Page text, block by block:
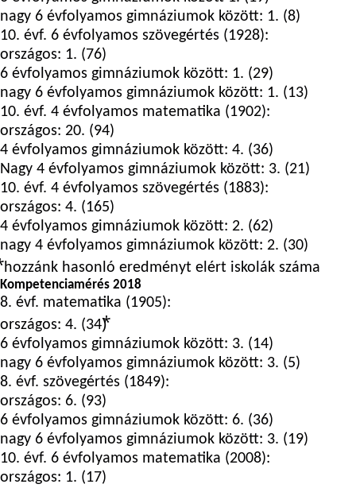
nagy 6 évfolyamos gimnáziumok között: 1. (8)
10. évf. 6 évfolyamos szövegértés (1928):
országos: 1. (76)
6 évfolyamos gimnáziumok között: 1. (29)
nagy 6 évfolyamos gimnáziumok között: 1. (13)
10. évf. 4 évfolyamos matematika (1902):
országos: 20. (94)
4 évfolyamos gimnáziumok között: 4. (36)
Nagy 4 évfolyamos gimnáziumok között: 3. (21)
10. évf. 4 évfolyamos szövegértés (1883):
országos: 4. (165)
4 évfolyamos gimnáziumok között: 2. (62)
nagy 4 évfolyamos gimnáziumok között: 2. (30)
⃰ hozzánk hasonló eredményt elért iskolák száma
Kompetenciamérés 2018
8. évf. matematika (1905):
országos: 4. (34)⃰
6 évfolyamos gimnáziumok között: 3. (14)
nagy 6 évfolyamos gimnáziumok között: 3. (5)
8. évf. szövegértés (1849):
országos: 6. (93)
6 évfolyamos gimnáziumok között: 6. (36)
nagy 6 évfolyamos gimnáziumok között: 3. (19)
10. évf. 6 évfolyamos matematika (2008):
országos: 1. (17)